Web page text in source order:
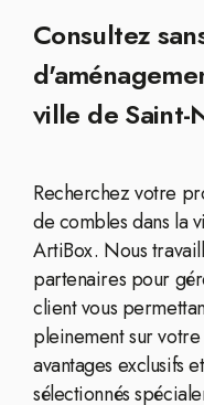
Consultez
ville de Saint-
Recherchez votre
de combles dans la
ArtiBox. Nous
partenaires pour
client vous
pleinement sur
avantages exclusifs
sélectionnés